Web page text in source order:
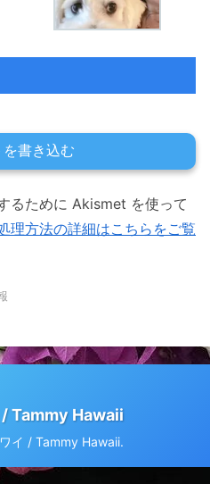
を書き込む
るために Akismet を使って
理方法の詳細はこちらをご覧
/ Tammy Hawaii
イ / Tammy Hawaii.